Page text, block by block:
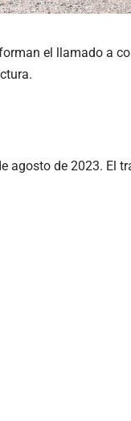
el llamado a
agosto de 2023. El